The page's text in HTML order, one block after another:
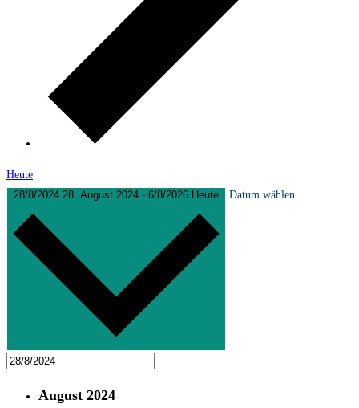
Heute
28/8/2024 28. August 2024 - 6/8/2026 Heute Datum wählen.
August 2024